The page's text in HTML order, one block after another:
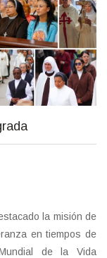
la misión de
en tiempos de
de la Vida